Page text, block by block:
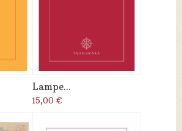
Lampe...
15,00 €